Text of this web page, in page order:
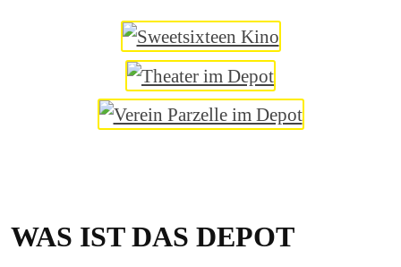
WAS IST DAS DEPOT